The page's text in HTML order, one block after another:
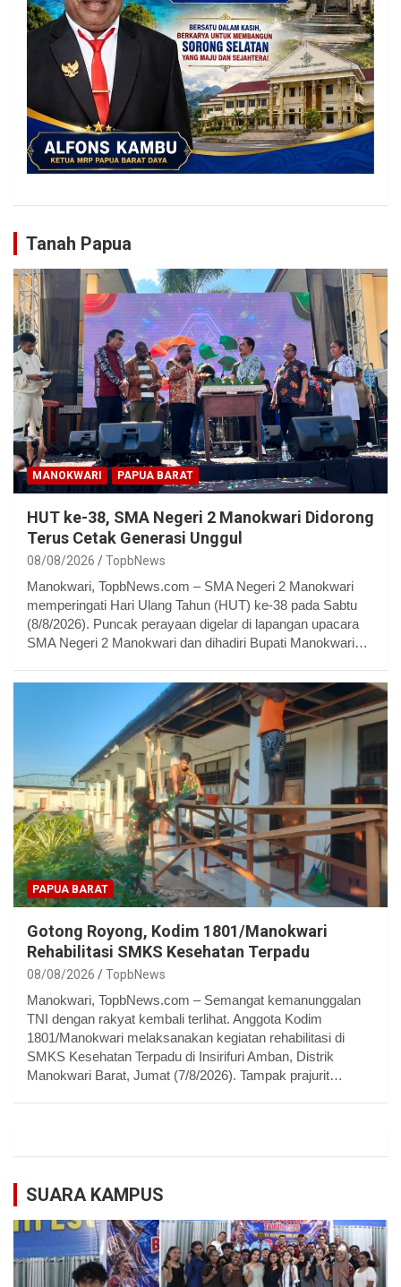
Tanah Papua
MANOKWARI PAPUA BARAT
HUT ke-38, SMA Negeri 2 Manokwari Didorong
Terus Cetak Generasi Unggul
08/08/2026 TopbNews
Manokwari, TopbNews.com – SMA Negeri 2 Manokwari
memperingati Hari Ulang Tahun (HUT) ke-38 pada Sabtu
(8/8/2026). Puncak perayaan digelar di lapangan upacara
SMA Negeri 2 Manokwari dan dihadiri Bupati Manokwari…
PAPUA BARAT
Gotong Royong, Kodim 1801/Manokwari
Rehabilitasi SMKS Kesehatan Terpadu
08/08/2026 TopbNews
Manokwari, TopbNews.com – Semangat kemanunggalan
TNI dengan rakyat kembali terlihat. Anggota Kodim
1801/Manokwari melaksanakan kegiatan rehabilitasi di
SMKS Kesehatan Terpadu di Insirifuri Amban, Distrik
Manokwari Barat, Jumat (7/8/2026). Tampak prajurit…
SUARA KAMPUS